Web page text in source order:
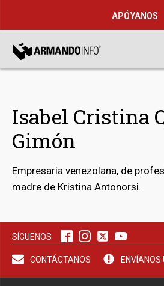
APÓYANOS
Isabel Cristina
Gimón
Empresaria venezolana, de
madre de Kristina Antonorsi.
SÍGUENOS
CONTÁCTANOS ENVÍANOS